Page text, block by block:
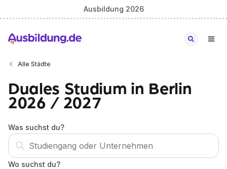
Ausbildung 2026
Alle Städte
Duales Studium in Berlin
2026 / 2027
Was suchst du?
Wo suchst du?